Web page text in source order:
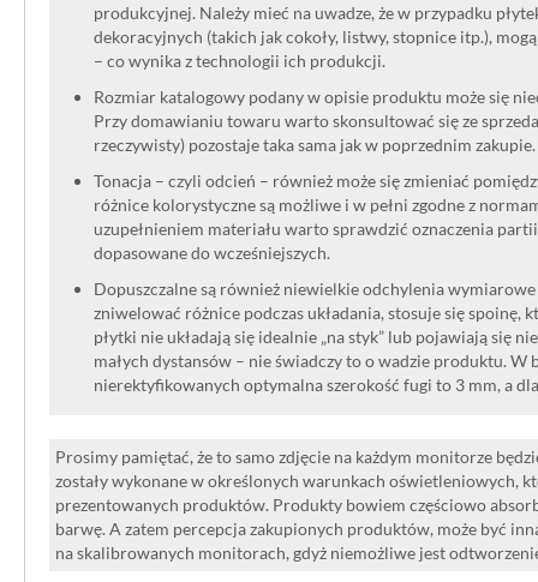
produkcyjnej. Należy mieć na uwadze, że w przypadku
dekoracyjnych (takich jak cokoły, listwy, stopnice itp.),
– co wynika z technologii ich produkcji.
Rozmiar katalogowy podany w opisie produktu może się
Przy domawianiu towaru warto skonsultować się ze
rzeczywisty) pozostaje taka sama jak w poprzednim zakupie.
Tonacja – czyli odcień – również może się zmieniać
różnice kolorystyczne są możliwe i w pełni zgodne z
uzupełnieniem materiału warto sprawdzić oznaczenia
dopasowane do wcześniejszych.
Dopuszczalne są również niewielkie odchylenia
zniwelować różnice podczas układania, stosuje się spoinę,
płytki nie układają się idealnie „na styk” lub pojawiają się
małych dystansów – nie świadczy to o wadzie produktu. W
nierektyfikowanych optymalna szerokość fugi to 3 mm, a
Prosimy pamiętać, że to samo zdjęcie na każdym monitorze
zostały wykonane w określonych warunkach oświetleniowych,
prezentowanych produktów. Produkty bowiem częściowo
barwę. A zatem percepcja zakupionych produktów, może być
na skalibrowanych monitorach, gdyż niemożliwe jest